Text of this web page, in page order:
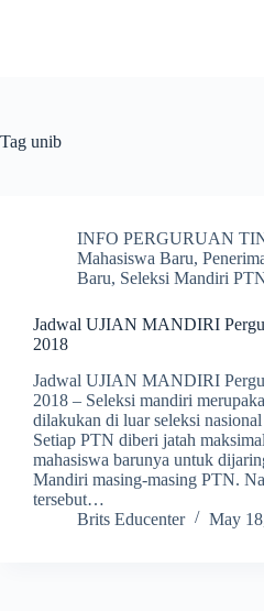
Tag unib
INFO PERGURUAN
Mahasiswa Baru,
Baru, Seleksi Mandiri
Jadwal UJIAN MANDIRI
2018
Jadwal UJIAN MANDIRI
2018 – Seleksi mandiri
dilakukan di luar seleksi
Setiap PTN diberi jatah
mahasiswa barunya untuk
Mandiri masing-masing PTN.
tersebut…
Brits Educenter
May